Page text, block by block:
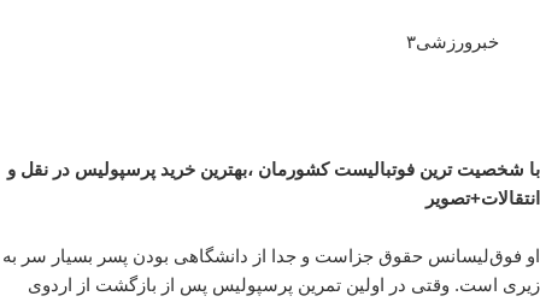
خبرورزشی۳
با شخصیت ترین فوتبالیست کشورمان ،بهترین خرید پرسپولیس در نقل و
انتقالات+تصویر
او فوق‌لیسانس حقوق جزاست و جدا از دانشگاهی بودن پسر بسیار سر به
زیری است. وقتی در اولین تمرین پرسپولیس پس از بازگشت از اردوی